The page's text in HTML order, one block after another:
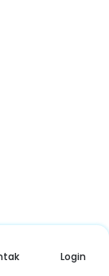
Login